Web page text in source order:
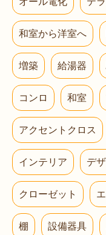
和室から洋室へ
増築 給湯器
コンロ 和室
アクセントクロス
インテリア デ
クローゼット
棚 設備器具